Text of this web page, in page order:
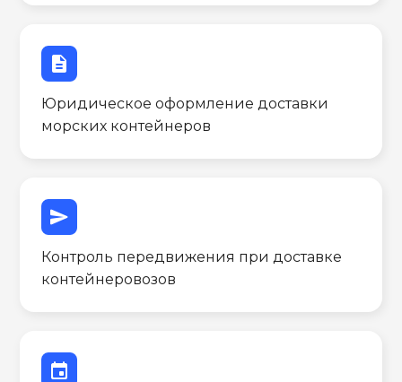
description
Юридическое оформление доставки
морских контейнеров
send
Контроль передвижения при доставке
контейнеровозов
event